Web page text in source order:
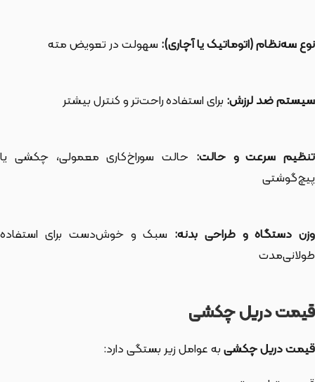
نوع سه‌نظام (اتوماتیک یا آچاری): سهولت در تعویض مته
سیستم ضد لرزش: برای استفاده راحت‌تر و کنترل بیشتر
تنظیم سرعت و حالت: حالت سوراخ‌کاری معمولی، چکشی یا
پیچ‌گوشتی
وزن دستگاه و طراحی بدنه: سبک و خوش‌دست برای استفاده
طولانی‌مدت
قیمت دریل چکشی
قیمت دریل چکشیبه عوامل زیر بستگی دارد: